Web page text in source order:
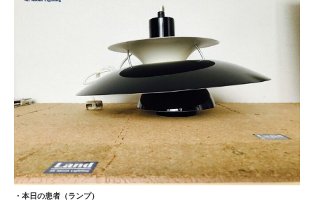
・本日の患者（ランプ）